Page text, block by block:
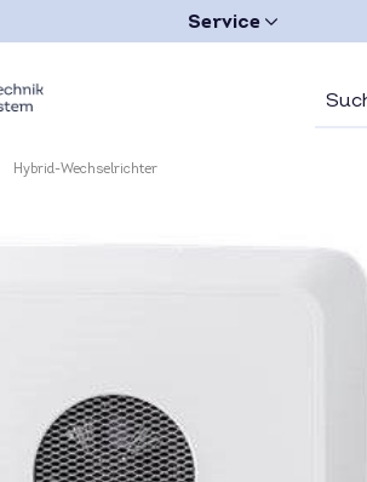
Service
Hybrid-Wechselrichter